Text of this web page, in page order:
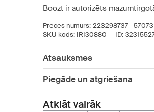
Boozt ir autorizēts
Preces numurs: 223298737 -
SKU kods: IRI30880 ID:
Atsauksmes
Piegāde un atgriešana
Atklāt vairāk